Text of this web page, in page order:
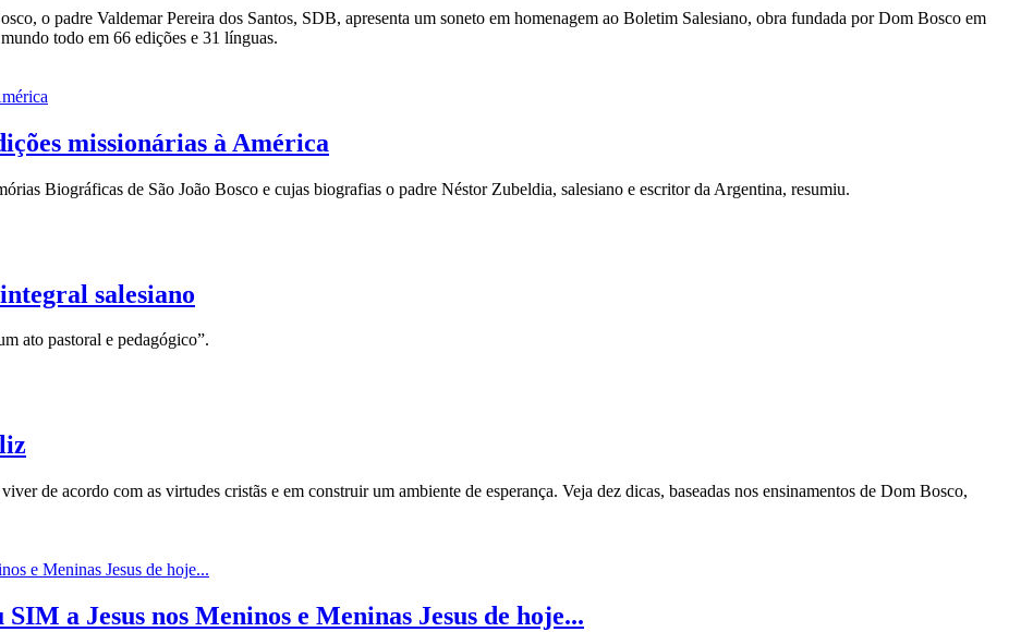
o padre Valdemar Pereira dos Santos, SDB, apresenta um soneto em homenagem ao Boletim Salesiano, obra fundada por Dom Bosco em
todo em 66 edições e 31 línguas.
missionárias à América
Biográficas de São João Bosco e cujas biografias o padre Néstor Zubeldia, salesiano e escritor da Argentina, resumiu.
salesiano
ato pastoral e pedagógico”.
de acordo com as virtudes cristãs e em construir um ambiente de esperança. Veja dez dicas, baseadas nos ensinamentos de Dom Bosco,
a Jesus nos Meninos e Meninas Jesus de hoje...